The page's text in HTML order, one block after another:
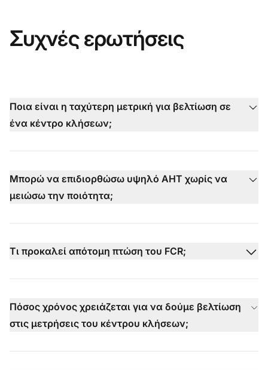
Συχνές ερωτήσεις
Ποια είναι η ταχύτερη μετρική για βελτίωση σε
ένα κέντρο κλήσεων;
Μπορώ να επιδιορθώσω υψηλό AHT χωρίς να
μειώσω την ποιότητα;
Τι προκαλεί απότομη πτώση του FCR;
Πόσος χρόνος χρειάζεται για να δούμε βελτίωση
στις μετρήσεις του κέντρου κλήσεων;